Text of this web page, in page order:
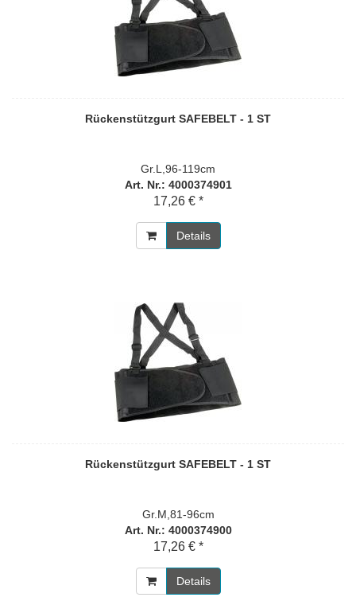
Rückenstützgurt SAFEBELT - 1 ST
Gr.L,96-119cm
Art. Nr.: 4000374901
17,26 € *
Details
Rückenstützgurt SAFEBELT - 1 ST
Gr.M,81-96cm
Art. Nr.: 4000374900
17,26 € *
Details